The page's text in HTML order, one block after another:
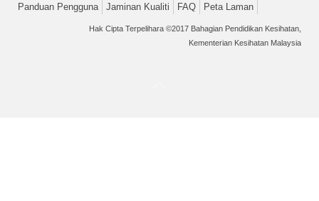
Panduan Pengguna
Jaminan Kualiti FAQ Peta Laman
Hak Cipta Terpelihara ©2017 Bahagian Pendidikan Kesihatan,
Kementerian Kesihatan Malaysia